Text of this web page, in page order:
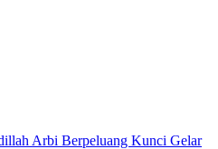
Arbi Berpeluang Kunci Gelar